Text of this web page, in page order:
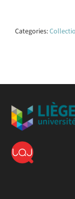
Categories: